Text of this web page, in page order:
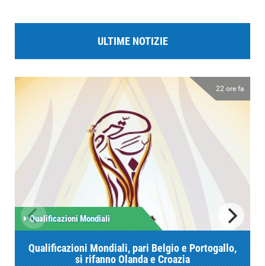
ULTIME NOTIZIE
22 ore fa
Qualificazioni Mondiali
Qualificazioni Mondiali, pari Belgio e Portogallo,
si rifanno Olanda e Croazia